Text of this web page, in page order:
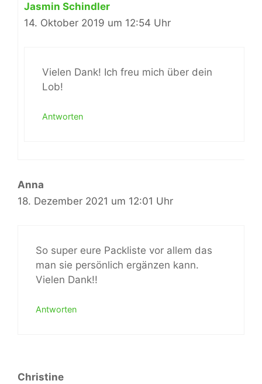
Jasmin Schindler
14. Oktober 2019 um 12:54 Uhr
Vielen Dank! Ich freu mich über dein
Lob!
Antworten
Anna
18. Dezember 2021 um 12:01 Uhr
So super eure Packliste vor allem das
man sie persönlich ergänzen kann.
Vielen Dank!!
Antworten
Christine